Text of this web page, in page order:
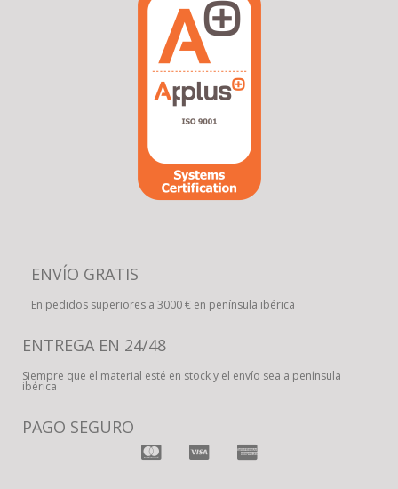
ENVÍO GRATIS
En pedidos superiores a 3000 € en península ibérica
ENTREGA EN 24/48
Siempre que el material esté en stock y el envío sea a península
ibérica
PAGO SEGURO